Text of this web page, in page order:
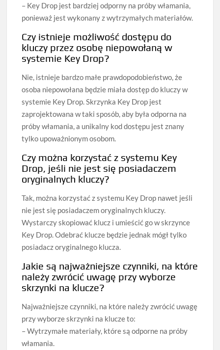
– Key Drop jest bardziej odporny na próby włamania,
ponieważ jest wykonany z wytrzymałych materiałów.
Czy istnieje możliwość dostępu do
kluczy przez osobę niepowołaną w
systemie Key Drop?
Nie, istnieje bardzo małe prawdopodobieństwo, że
osoba niepowołana będzie miała dostęp do kluczy w
systemie Key Drop. Skrzynka Key Drop jest
zaprojektowana w taki sposób, aby była odporna na
próby włamania, a unikalny kod dostępu jest znany
tylko upoważnionym osobom.
Czy można korzystać z systemu Key
Drop, jeśli nie jest się posiadaczem
oryginalnych kluczy?
Tak, można korzystać z systemu Key Drop nawet jeśli
nie jest się posiadaczem oryginalnych kluczy.
Wystarczy skopiować klucz i umieścić go w skrzynce
Key Drop. Odebrać klucze będzie jednak mógł tylko
posiadacz oryginalnego klucza.
Jakie są najważniejsze czynniki, na które
należy zwrócić uwagę przy wyborze
skrzynki na klucze?
Najważniejsze czynniki, na które należy zwrócić uwagę
przy wyborze skrzynki na klucze to:
– Wytrzymałe materiały, które są odporne na próby
włamania.